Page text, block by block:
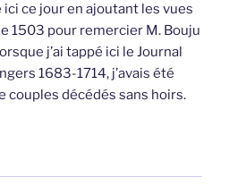
ce jour en ajoutant les vues
1503 pour remercier M. Bouju
j’ai tappé ici le Journal
1683-1714, j’avais été
couples décédés sans hoirs.